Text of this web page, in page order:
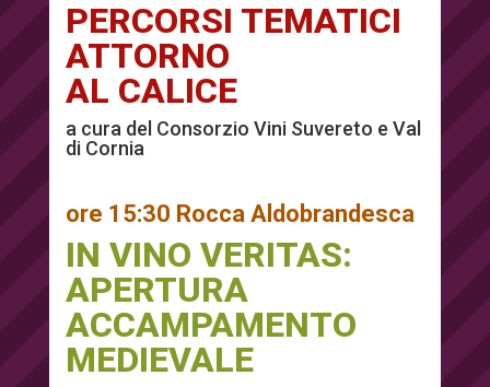
PERCORSI TEMATICI
ATTORNO
AL CALICE
a cura del Consorzio Vini Suvereto e Val
di Cornia
ore 15:30 Rocca Aldobrandesca
IN VINO VERITAS:
APERTURA
ACCAMPAMENTO
MEDIEVALE